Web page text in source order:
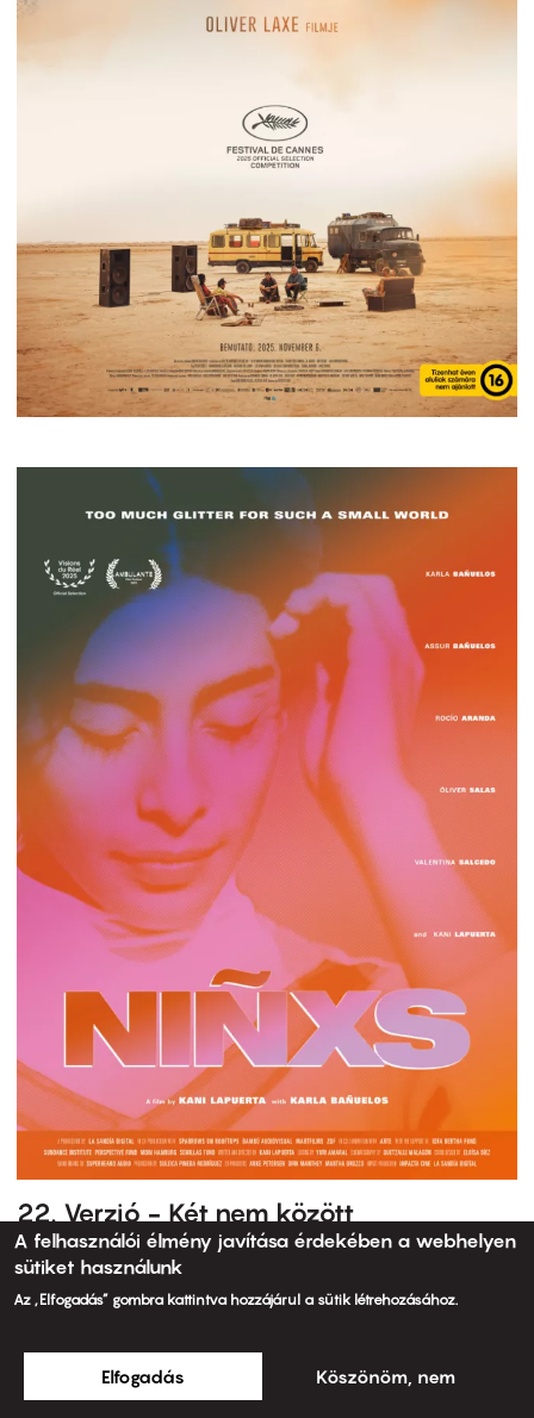
22. Verzió - Két nem között
A felhasználói élmény javítása érdekében a webhelyen
sütiket használunk
Az „Elfogadás” gombra kattintva hozzájárul a sütik létrehozásához.
Elfogadás Köszönöm, nem